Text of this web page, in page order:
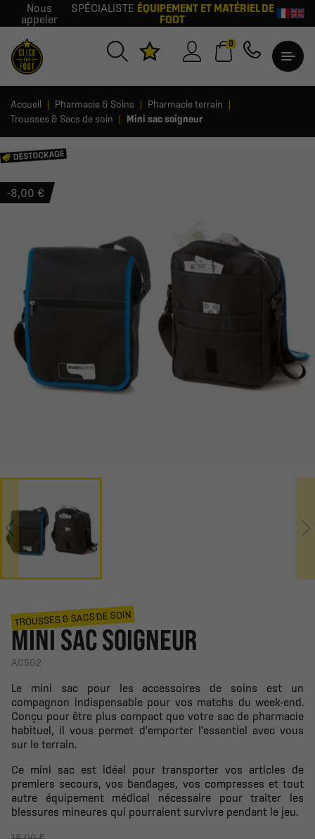
Nous
appeler
SPÉCIALISTE ÉQUIPEMENT ET MATÉRIEL DE
FOOT
0
Accueil Pharmacie & Soins
Pharmacie terrain
Trousses & Sacs de soin
Mini sac soigneur
-8,00 €
TROUSSES & SACS DE SOIN
MINI SAC SOIGNEUR
AC502
Le mini sac pour les accessoires de soins est un
compagnon indispensable pour vos matchs du week-end.
Conçu pour être plus compact que votre sac de pharmacie
habituel, il vous permet d'emporter l'essentiel avec vous
sur le terrain.
Ce mini sac est idéal pour transporter vos articles de
premiers secours, vos bandages, vos compresses et tout
autre équipement médical nécessaire pour traiter les
blessures mineures qui pourraient survivre pendant le jeu.